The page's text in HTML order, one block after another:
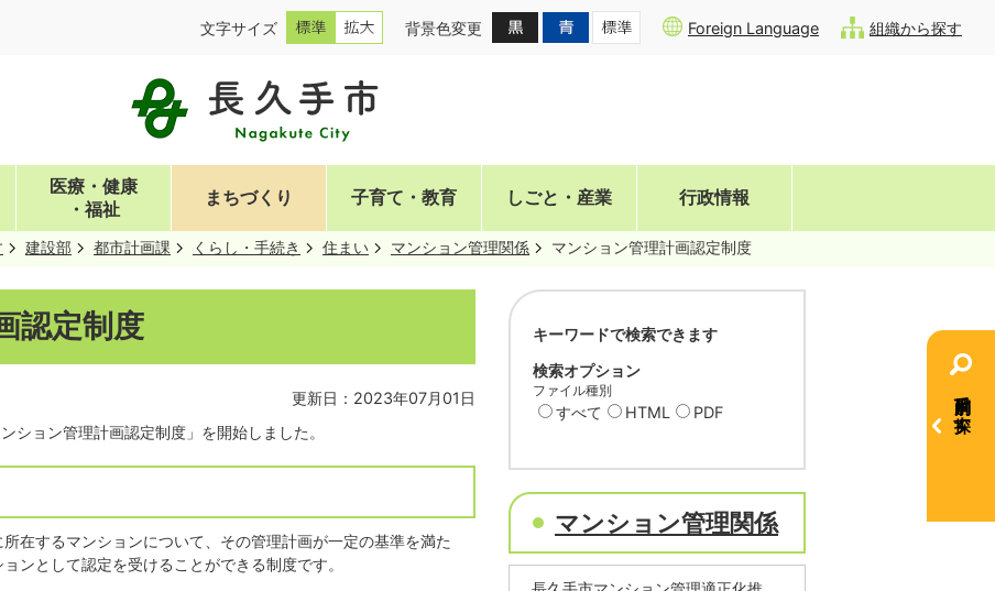
文字サイズ 背景色変更 Foreign Language 組織から探す
医療・健康
・福祉
まちづくり 子育て・教育 しごと・産業 行政情報
目的別で探す
建設部 都市計画課 くらし・手続き 住まい マンション管理関係 マンション管理計画認定制度
認定制度
更新日：2023年07月01日
ション管理計画認定制度」を開始しました。
在するマンションについて、その管理計画が一定の基準を満た
ンとして認定を受けることができる制度です。
キーワードで検索できます
検索オプション
ファイル種別
すべて HTML PDF
マンション管理関係